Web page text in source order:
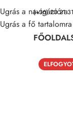
Ugrás a navigációra
Ugrás a fő tartalomra
(+36) 20 21
FŐOLDAL